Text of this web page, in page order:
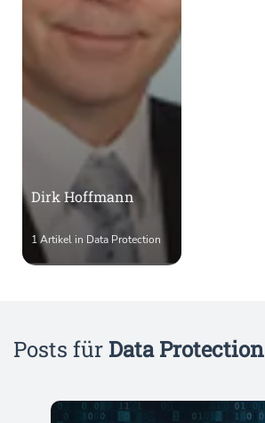
Dirk Hoffmann
1 Artikel in Data Protection
Posts für Data Protection